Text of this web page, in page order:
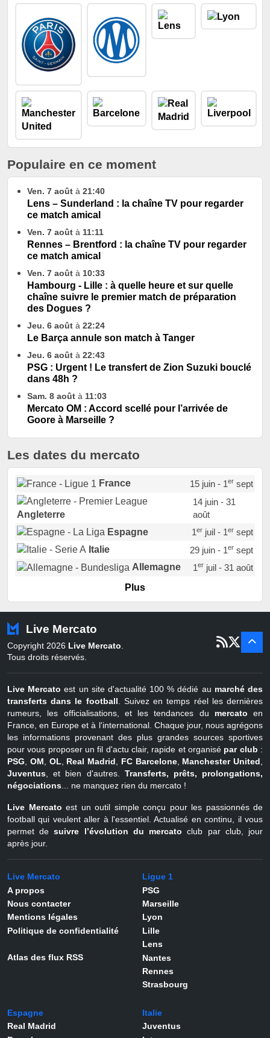
Populaire en ce moment
Ven. 7 août à 21:40
Lens – Sunderland : la chaîne TV pour regarder
ce match amical
Ven. 7 août à 11:11
Rennes – Brentford : la chaîne TV pour regarder
ce match amical
Ven. 7 août à 10:33
Hambourg - Lille : à quelle heure et sur quelle
chaîne suivre le premier match de préparation
des Dogues ?
Jeu. 6 août à 22:24
Le Barça annule son match à Tanger
Jeu. 6 août à 22:43
PSG : Urgent ! Le transfert de Zion Suzuki bouclé
dans 48h ?
Sam. 8 août à 11:03
Mercato OM : Accord scellé pour l’arrivée de
Goore à Marseille ?
Les dates du mercato
France 15 juin - 1ersept
Angleterre
14 juin - 31
août
Espagne
1erjuil - 1ersept
Italie
29 juin - 1ersept
Allemagne
1erjuil - 31 août
Portugal
Pays-Bas
22 juin - 2 sept
Belgique
juil - 31
Plus
Live Mercato
Copyright 2026 Live Mercato
Tous droits réservés.
Live Mercato est un site d'actualité 100 % dédié au marché des
transferts dans le football . Suivez en temps réel les dernières
rumeurs, les officialisations, et les tendances du mercato en
France, en Europe et à l'international. Chaque jour, nous agrégons
les informations provenant des plus grandes sources sportives
pour vous proposer un fil d'actu clair, rapide et organisé par club :
PSG
OM OL Real Madrid FC Barcelone, Manchester United
Juventus , et bien d'autres. Transferts, prêts, prolongations,
négociations ... ne manquez rien du mercato !
Live Mercato est un outil simple conçu pour les passionnés de
football qui veulent aller à l'essentiel. Actualisé en continu, il vous
permet desuivre l’évolution du mercato club par club, jour
après jour.
Live Mercato
A propos
Nous contacter
Mentions légales
Politique de confidentialité
Atlas des flux RSS
Ligue 1
PSG
Marseille
Lyon
Lille
Lens
Nantes
Rennes
Strasbourg
Espagne
Real Madrid
Italie
Juventus